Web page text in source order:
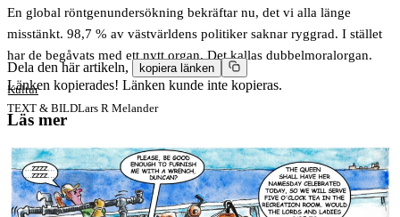
En global röntgenundersökning bekräftar nu, det vi alla länge
misstänkt. 98,7 % av västvärldens politiker saknar ryggrad. I stället
har de begåvats med ett nytt organ. Det kallas dubbelmoralorgan.
Kultur
TEXT & BILDLars R Melander
Dela den här artikeln, kopiera länken
Länken kopierades! Länken kunde inte kopieras.
Läs mer